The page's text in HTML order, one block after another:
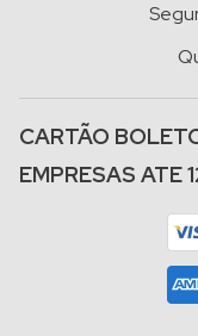
CARTÃO
EMPRESAS ATE